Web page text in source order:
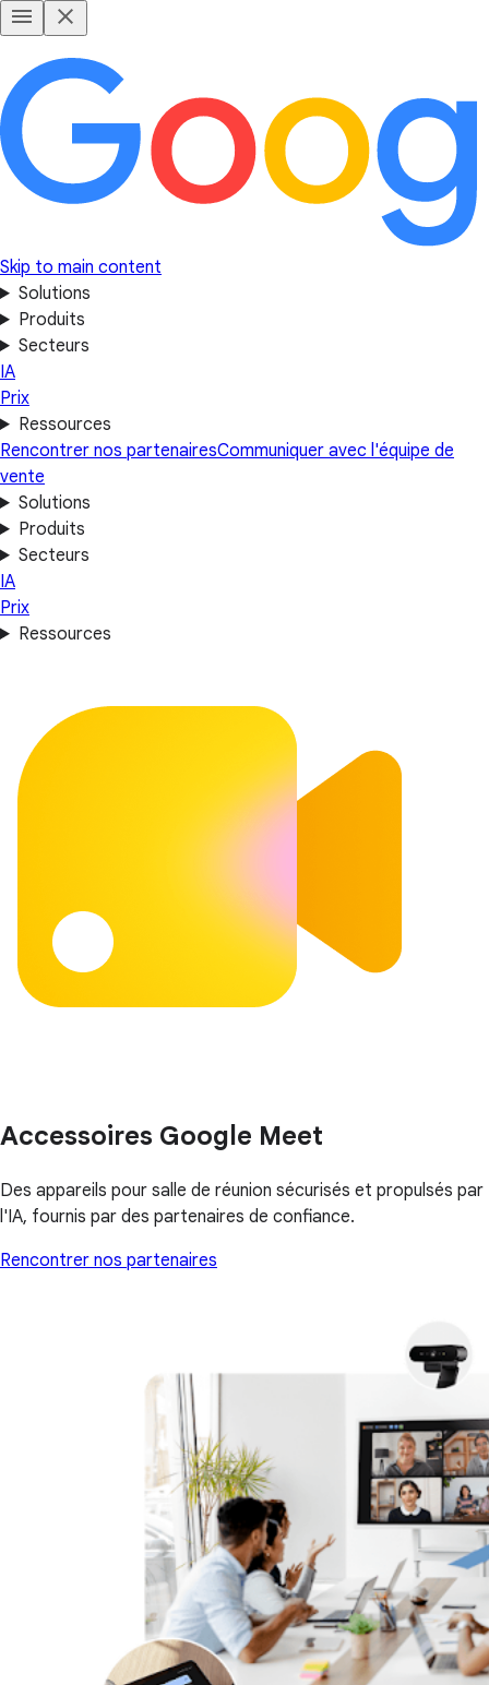
Skip to main content
Solutions
Produits
Secteurs
IA
Prix
Ressources
Rencontrer nos partenairesCommuniquer avec l'équipe de
vente
Solutions
Produits
Secteurs
IA
Prix
Ressources
Accessoires Google Meet
Des appareils pour salle de réunion sécurisés et propulsés par
l'IA, fournis par des partenaires de confiance.
Rencontrer nos partenaires